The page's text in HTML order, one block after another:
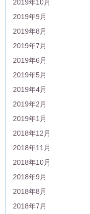
2019年10月
2019年9月
2019年8月
2019年7月
2019年6月
2019年5月
2019年4月
2019年2月
2019年1月
2018年12月
2018年11月
2018年10月
2018年9月
2018年8月
2018年7月